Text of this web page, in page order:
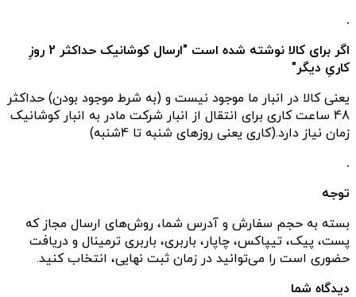
.
اگر برای کالا نوشته شده است "ارسال کوشانیک حداکثر 2 روزِ
کاریِ دیگر"
یعنی کالا در انبار ما موجود نیست و (به شرط موجود بودن) حداکثر
48 ساعت کاری برای انتقال از انبار شرکت مادر به انبار کوشانیک
زمان نیاز دارد.(کاری یعنی روزهای شنبه تا 4شنبه)
.
توجه
بسته به حجم سفارش و آدرس شما، روش‌های ارسال مجاز که
پست، پیک، تیپاکس، چاپار، باربری، باربری ترمینال و دریافت
حضوری است را می‌توانید در زمان ثبت نهایی، انتخاب کنید.
دیدگاه شما